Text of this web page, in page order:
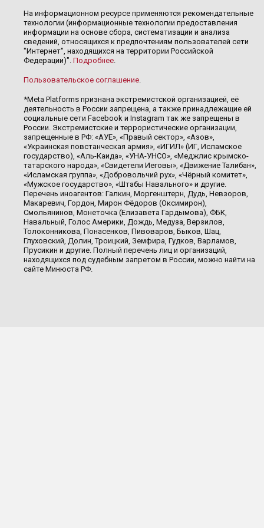
На информационном ресурсе применяются рекомендательные
технологии (информационные технологии предоставления
информации на основе сбора, систематизации и анализа
сведений, относящихся к предпочтениям пользователей сети
"Интернет", находящихся на территории Российской
Федерации)". Подробнее.
Пользовательское соглашение.
*Meta Platforms признана экстремистской организацией, её
деятельность в России запрещена, а также принадлежащие ей
социальные сети Facebook и Instagram так же запрещены в
России. Экстремистские и террористические организации,
запрещенные в РФ: «АУЕ», «Правый сектор», «Азов»,
«Украинская повстанческая армия», «ИГИЛ» (ИГ, Исламское
государство), «Аль-Каида», «УНА-УНСО», «Меджлис крымско-
татарского народа», «Свидетели Иеговы», «Движение Талибан»,
«Исламская группа», «Добровольчий рух», «Чёрный комитет»,
«Мужское государство», «Штабы Навального» и другие.
Перечень иноагентов: Галкин, Моргенштерн, Дудь, Невзоров,
Макаревич, Гордон, Мирон Фёдоров (Оксимирон),
Смольянинов, Монеточка (Елизавета Гардымова), ФБК,
Навальный, Голос Америки, Дождь, Медуза, Верзилов,
Толоконникова, Понасенков, Пивоваров, Быков, Шац,
Глуховский, Долин, Троицкий, Земфира, Гудков, Варламов,
Прусикин и другие. Полный перечень лиц и организаций,
находящихся под судебным запретом в России, можно найти на
сайте Минюста РФ.